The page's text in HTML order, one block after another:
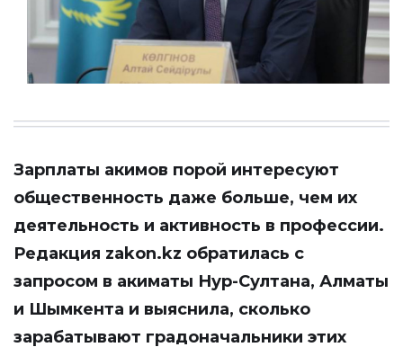
Зарплаты акимов порой интересуют
общественность даже больше, чем их
деятельность и активность в профессии.
Редакция zakon.kz обратилась с
запросом в акиматы Нур-Султана, Алматы
и Шымкента и выяснила, сколько
зарабатывают градоначальники этих